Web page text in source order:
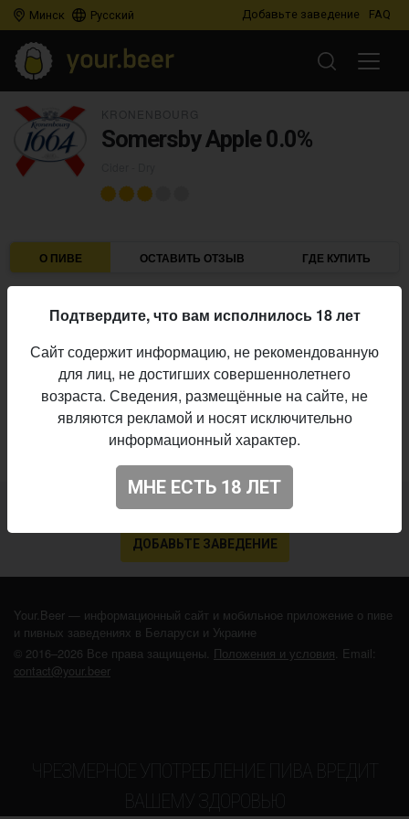
Минск Русский Добавьте заведение FAQ
Somersby Apple 0.0%
О ПИВЕ ОСТАВИТЬ ОТЗЫВ ГДЕ КУПИТЬ
Пивоварня:
Начало
выпуска:
14.11.2019
Оценка:
2.885
Не нашли ваш бар или магазин в каталоге?
ДОБАВЬТЕ ЗАВЕДЕНИЕ
Your.Beer — информационный сайт и мобильное приложение о пиве
и пивных заведениях в Беларуси и Украине
© 2016–2026 Все права защищены. Положения и условия. Email:
contact@your.beer
ЧРЕЗМЕРНОЕ УПОТРЕБЛЕНИЕ ПИВА ВРЕДИТ
ВАШЕМУ ЗДОРОВЬЮ
Подтвердите, что вам исполнилось 18 лет
Сайт содержит информацию, не рекомендованную
для лиц, не достигших совершеннолетнего
возраста. Сведения, размещённые на сайте, не
являются рекламой и носят исключительно
информационный характер.
МНЕ ЕСТЬ 18 ЛЕТ